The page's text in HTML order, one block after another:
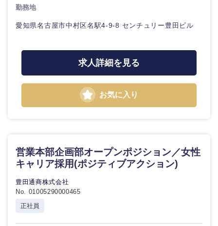
中国・四国地方
岡山県 広島県
勤務地
愛知県名古屋市中村区名駅4-9-8 センチュリー豊田ビル
求人詳細を見る
お気に入り
営業本部企画部オープンポジション／女性
キャリア採用(ポジティブアクション)
豊田通商株式会社
No. 01005290000465
正社員